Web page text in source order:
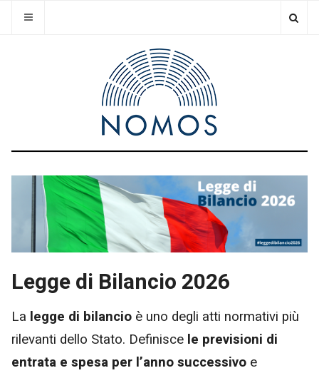
Legge di Bilancio 2026
La legge di bilancio è uno degli atti normativi più
rilevanti dello Stato. Definisce le previsioni di
entrata e spesa per l’anno successivo e